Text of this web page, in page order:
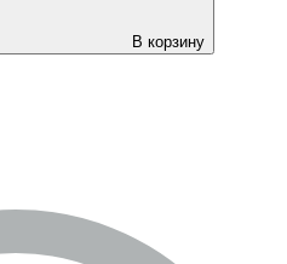
В корзину